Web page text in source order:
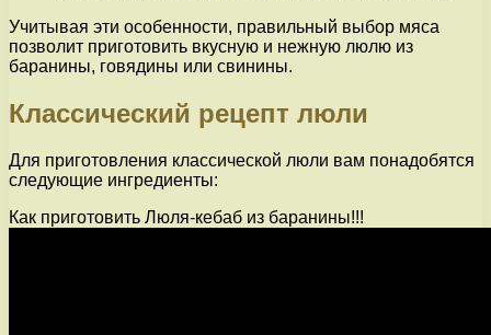
Учитывая эти особенности, правильный выбор мяса
позволит приготовить вкусную и нежную люлю из
баранины, говядины или свинины.
Классический рецепт люли
Для приготовления классической люли вам понадобятся
следующие ингредиенты:
Как приготовить Люля-кебаб из баранины!!!